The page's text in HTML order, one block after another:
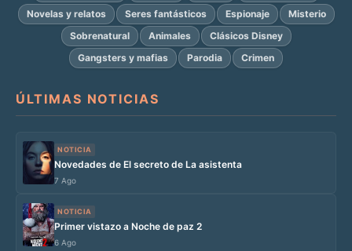
Novelas y relatos
Seres fantásticos Espionaje
Misterio
Sobrenatural
Animales
Clásicos Disney
Gangsters y mafias
Parodia Crimen
ÚLTIMAS NOTICIAS
NOTICIA
Novedades de El secreto de La asistenta
7 Ago
NOTICIA
Primer vistazo a Noche de paz 2
6 Ago